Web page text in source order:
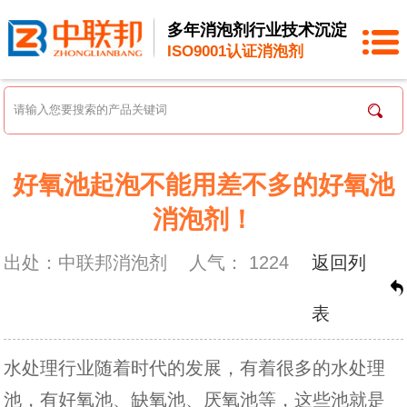
多年消泡剂行业技术沉淀
ISO9001认证消泡剂
好氧池起泡不能用差不多的好氧池
消泡剂！
出处：中联邦消泡剂 人气： 1224 返回列
表
水处理行业随着时代的发展，有着很多的水处理
池，有好氧池、缺氧池、厌氧池等，这些池就是